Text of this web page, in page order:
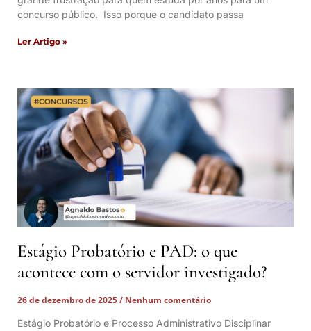
concurso público. Isso porque o candidato passa
Ler Artigo »
Estágio Probatório e PAD: o que
acontece com o servidor investigado?
26 de dezembro de 2025
Nenhum comentário
Estágio Probatório e Processo Administrativo Disciplinar